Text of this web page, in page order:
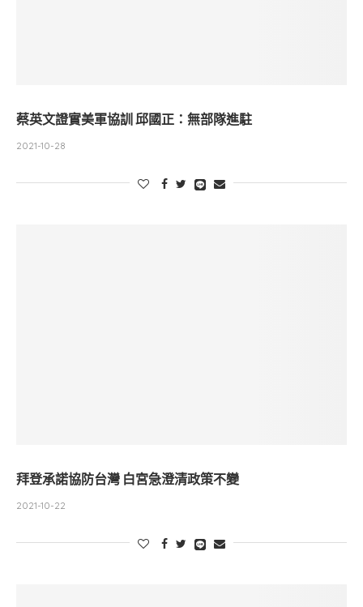
蔡英文證實美軍協訓 邱國正：無部隊進駐
2021-10-28
拜登承諾協防台灣 白宮急澄清政策不變
2021-10-22